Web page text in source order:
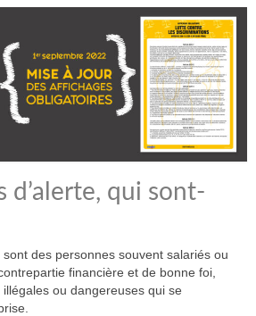
d’alerte, qui sont-
sont des personnes souvent salariés ou
financière et de bonne foi,
ou dangereuses qui se